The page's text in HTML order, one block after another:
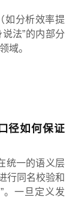
如分析效率提
法”的内部分
域。
径如何保证
统一的语义层
行同名校验和
。一旦定义发